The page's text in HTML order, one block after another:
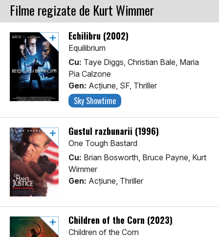
Filme regizate de Kurt Wimmer
Echilibru (2002)
Equilibrium
Cu: Taye Diggs, Christian Bale, Maria
Pia Calzone
Gen: Acţiune, SF, Thriller
Sky Showtime
Gustul razbunarii (1996)
One Tough Bastard
Cu: Brian Bosworth, Bruce Payne, Kurt
Wimmer
Gen: Acţiune, Thriller
Children of the Corn (2023)
Children of the Corn